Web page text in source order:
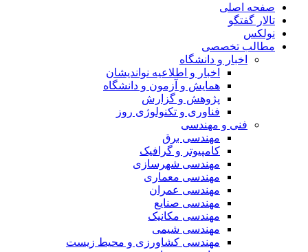
صفحه اصلی
تالار گفتگو
نولکس
مطالب تخصصی
اخبار و دانشگاه
اخبار و اطلاعیه نواندیشان
همایش و آزمون و دانشگاه
پژوهش و گزارش
فناوری و تکنولوژی روز
فنی و مهندسی
مهندسی برق
کامپیوتر و گرافیک
مهندسی شهرسازی
مهندسی معماری
مهندسی عمران
مهندسی صنایع
مهندسی مکانیک
مهندسی شیمی
مهندسی کشاورزی و محیط زیست